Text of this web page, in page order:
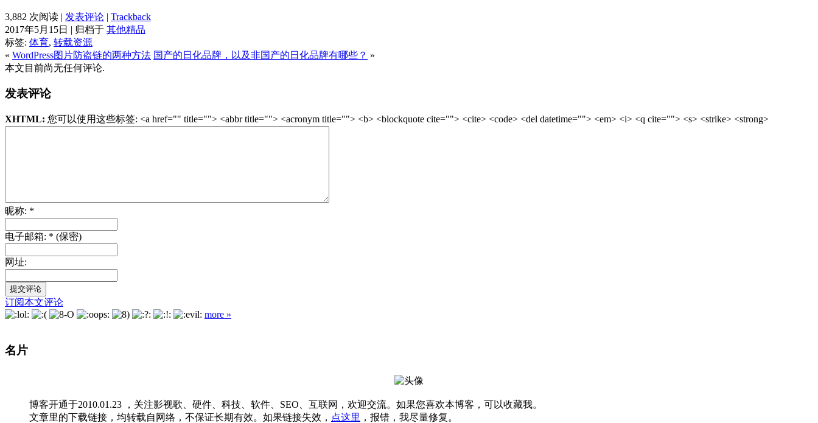
3,882 次阅读 | 发表评论 | Trackback
2017年5月15日 | 归档于 其他精品
标签: 体育, 转载资源
« WordPress图片防盗链的两种方法 国产的日化品牌，以及非国产的日化品牌有哪些？ »
本文目前尚无任何评论.
发表评论
XHTML: 您可以使用这些标签: <a href="" title=""> <abbr title=""> <acronym title=""> <b> <blockquote cite=""> <cite> <code> <del datetime=""> <em> <i> <q cite=""> <s> <strike> <strong>
昵称: *
电子邮箱: * (保密)
网址:
订阅本文评论
more »
名片
博客开通于2010.01.23 ，关注影视歌、硬件、科技、软件、SEO、互联网，欢迎交流。如果您喜欢本博客，可以收藏我。
文章里的下载链接，均转载自网络，不保证长期有效。如果链接失效， 点这里 ，报错，我尽量修复。